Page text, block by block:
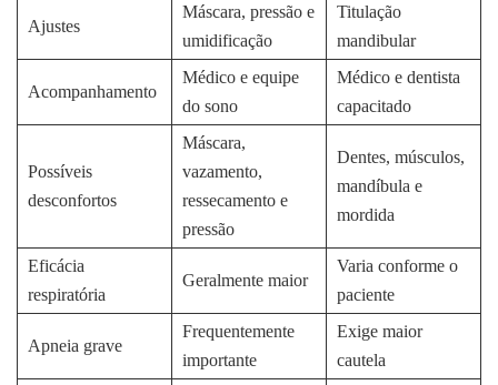
Ajustes
Máscara, pressão e
umidificação
Titulação
mandibular
Acompanhamento
Médico e equipe
do sono
Médico e dentista
capacitado
Possíveis
desconfortos
Máscara,
vazamento,
ressecamento e
pressão
Dentes, músculos,
mandíbula e
mordida
Eficácia
respiratória
Geralmente maior
Varia conforme o
paciente
Apneia grave
Frequentemente
importante
Exige maior
cautela